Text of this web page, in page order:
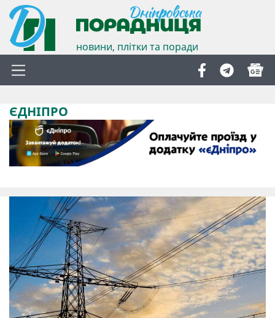
новини, плітки та поради
ЄДНІПРО